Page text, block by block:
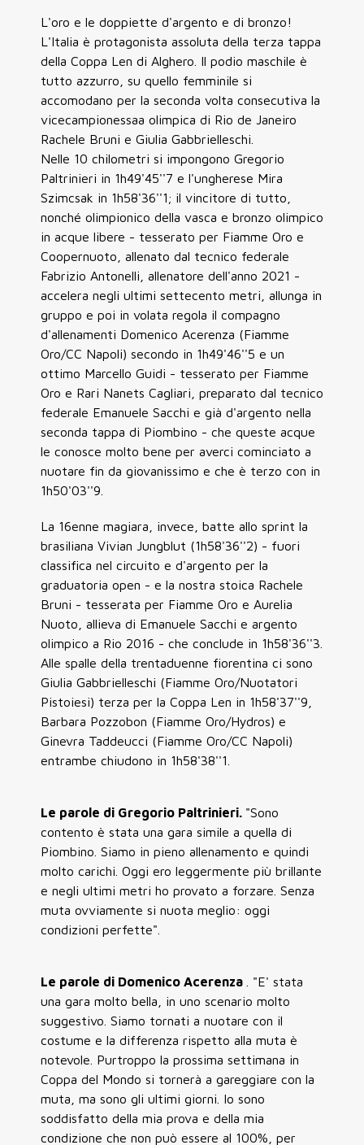
L'oro e le doppiette d'argento e di bronzo!
L'Italia è protagonista assoluta della terza tappa
della Coppa Len di Alghero. Il podio maschile è
tutto azzurro, su quello femminile si
accomodano per la seconda volta consecutiva la
vicecampionessaa olimpica di Rio de Janeiro
Rachele Bruni e Giulia Gabbrielleschi.
Nelle 10 chilometri si impongono Gregorio
Paltrinieri in 1h49'45''7 e l'ungherese Mira
Szimcsak in 1h58'36''1; il vincitore di tutto,
nonché olimpionico della vasca e bronzo olimpico
in acque libere - tesserato per Fiamme Oro e
Coopernuoto, allenato dal tecnico federale
Fabrizio Antonelli, allenatore dell'anno 2021 -
accelera negli ultimi settecento metri, allunga in
gruppo e poi in volata regola il compagno
d'allenamenti Domenico Acerenza (Fiamme
Oro/CC Napoli) secondo in 1h49'46''5 e un
ottimo Marcello Guidi - tesserato per Fiamme
Oro e Rari Nanets Cagliari, preparato dal tecnico
federale Emanuele Sacchi e già d'argento nella
seconda tappa di Piombino - che queste acque
le conosce molto bene per averci cominciato a
nuotare fin da giovanissimo e che è terzo con in
1h50'03''9.
La 16enne magiara, invece, batte allo sprint la
brasiliana Vivian Jungblut (1h58'36''2) - fuori
classifica nel circuito e d'argento per la
graduatoria open - e la nostra stoica Rachele
Bruni - tesserata per Fiamme Oro e Aurelia
Nuoto, allieva di Emanuele Sacchi e argento
olimpico a Rio 2016 - che conclude in 1h58'36''3.
Alle spalle della trentaduenne fiorentina ci sono
Giulia Gabbrielleschi (Fiamme Oro/Nuotatori
Pistoiesi) terza per la Coppa Len in 1h58'37''9,
Barbara Pozzobon (Fiamme Oro/Hydros) e
Ginevra Taddeucci (Fiamme Oro/CC Napoli)
entrambe chiudono in 1h58'38''1.
Le parole di Gregorio Paltrinieri. "Sono
contento è stata una gara simile a quella di
Piombino. Siamo in pieno allenamento e quindi
molto carichi. Oggi ero leggermente più brillante
e negli ultimi metri ho provato a forzare. Senza
muta ovviamente si nuota meglio: oggi
condizioni perfette".
Le parole di Domenico Acerenza
. "E' stata
una gara molto bella, in uno scenario molto
suggestivo. Siamo tornati a nuotare con il
costume e la differenza rispetto alla muta è
notevole. Purtroppo la prossima settimana in
Coppa del Mondo si tornerà a gareggiare con la
muta, ma sono gli ultimi giorni. Io sono
soddisfatto della mia prova e della mia
condizione che non può essere al 100%, per